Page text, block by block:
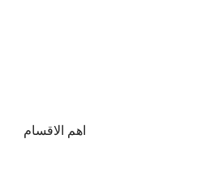
اهم الاقسام